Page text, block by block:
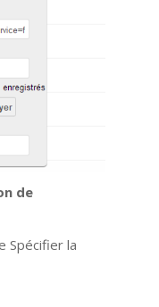
de
Spécifier la